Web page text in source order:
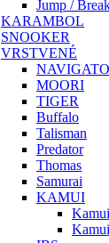
Jump /
KARAMBOL
SNOOKER
VRSTVENÉ
MOORI
TIGER
Buffalo
Talisman
Predator
Thomas
Samurai
KAMUI